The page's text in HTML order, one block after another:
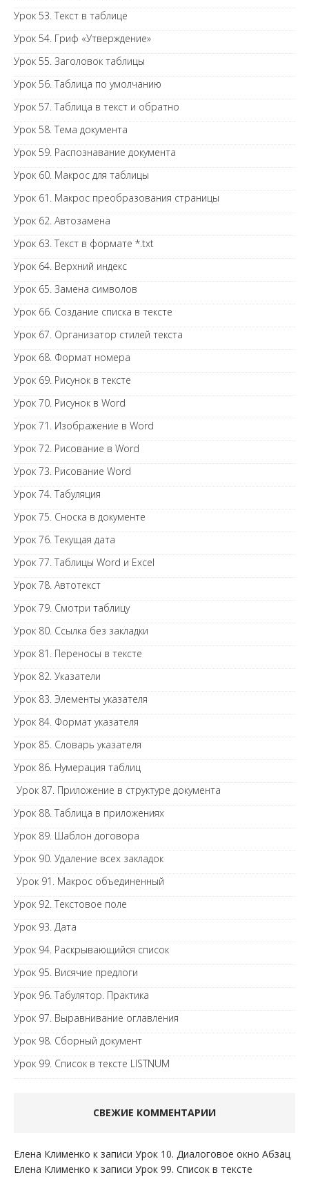
Урок 53. Текст в таблице
Урок 54. Гриф «Утверждение»
Урок 55. Заголовок таблицы
Урок 56. Таблица по умолчанию
Урок 57. Таблица в текст и обратно
Урок 58. Тема документа
Урок 59. Распознавание документа
Урок 60. Макрос для таблицы
Урок 61. Макрос преобразования страницы
Урок 62. Автозамена
Урок 63. Текст в формате *.txt
Урок 64. Верхний индекс
Урок 65. Замена символов
Урок 66. Создание списка в тексте
Урок 67. Организатор стилей текста
Урок 68. Формат номера
Урок 69. Рисунок в тексте
Урок 70. Рисунок в Word
Урок 71. Изображение в Word
Урок 72. Рисование в Word
Урок 73. Рисование Word
Урок 74. Табуляция
Урок 75. Сноска в документе
Урок 76. Текущая дата
Урок 77. Таблицы Word и Excel
Урок 78. Автотекст
Урок 79. Смотри таблицу
Урок 80. Ссылка без закладки
Урок 81. Переносы в тексте
Урок 82. Указатели
Урок 83. Элементы указателя
Урок 84. Формат указателя
Урок 85. Словарь указателя
Урок 86. Нумерация таблиц
Урок 87. Приложение в структуре документа
Урок 88. Таблица в приложениях
Урок 89. Шаблон договора
Урок 90. Удаление всех закладок
Урок 91. Макрос объединенный
Урок 92. Текстовое поле
Урок 93. Дата
Урок 94. Раскрывающийся список
Урок 95. Висячие предлоги
Урок 96. Табулятор. Практика
Урок 97. Выравнивание оглавления
Урок 98. Сборный документ
Урок 99. Список в тексте LISTNUM
СВЕЖИЕ КОММЕНТАРИИ
Елена Клименко к записи Урок 10. Диалоговое окно Абзац
Елена Клименко к записи Урок 99. Список в тексте